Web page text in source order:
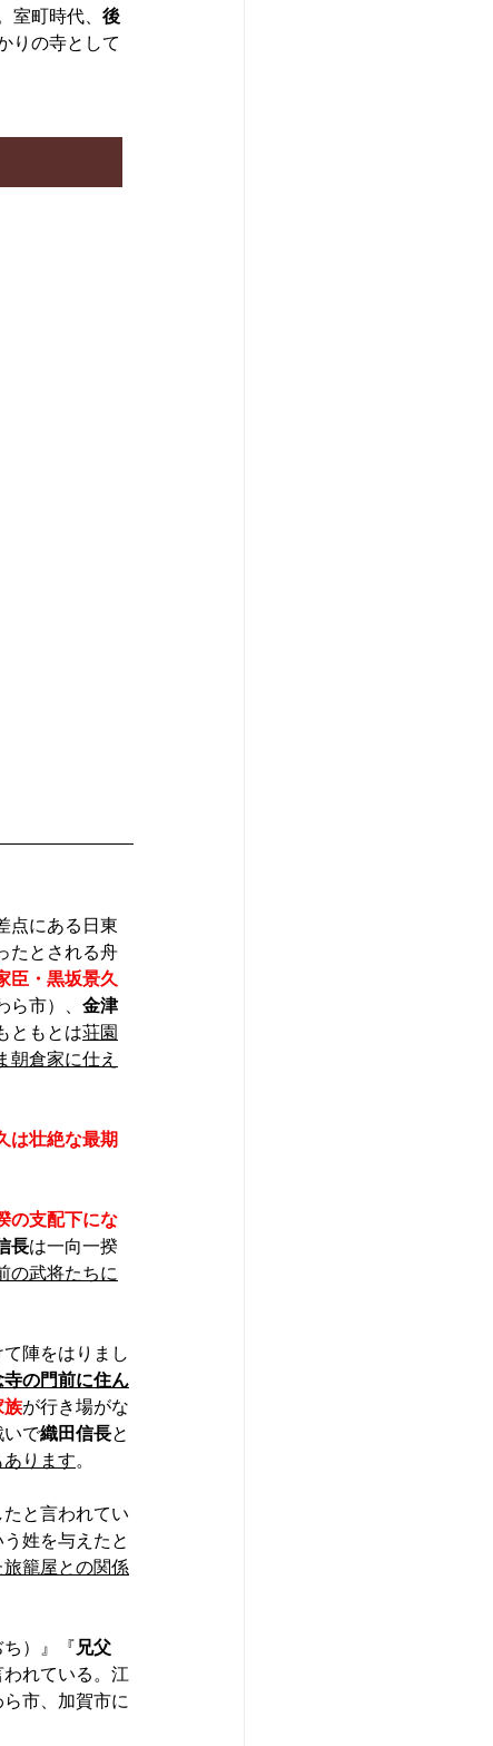
室町時代、 後
りの寺として
点にある日東
たとされる舟
臣・黒坂景久
ら市）、 金津
ともとは荘園
朝倉家に仕え
は壮絶な最期
の支配下にな
長は一向一揆
の武将たちに
陣をはりまし
寺の門前に住ん
族が行き場がな
いで織田信長と
ります。
と言われてい
姓を与えたと
籠屋との関係
ち）』『 兄父
れている。江
市、加賀市に